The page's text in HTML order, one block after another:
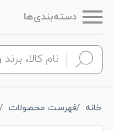
دسته‌بندی‌ها
خانه فهرست محصولات